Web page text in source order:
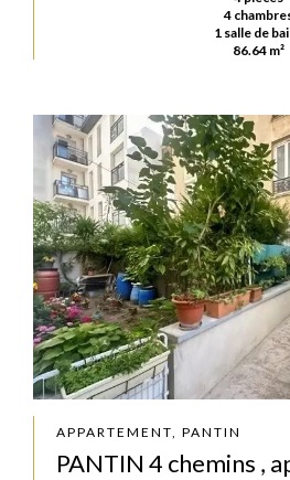
4
1 salle de
86.64 m²
APPARTEMENT, PANTIN
PANTIN 4 chemins ,